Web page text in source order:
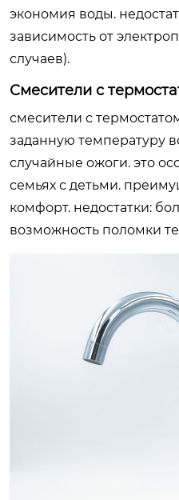
экономия воды.
зависимость от
случаев).
Смесители с
смесители с
заданную температуру
случайные ожоги. это
семьях с детьми.
комфорт. недостатки:
возможность поломки